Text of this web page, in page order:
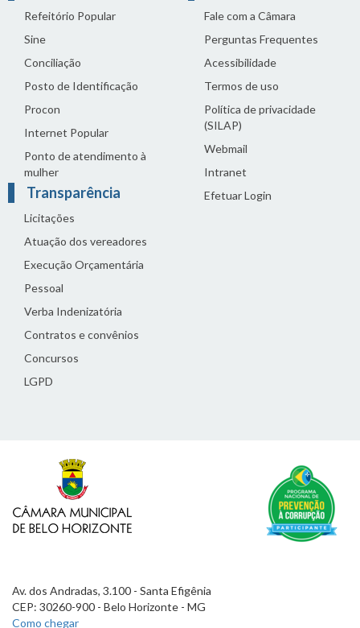
Refeitório Popular
Sine
Conciliação
Posto de Identificação
Procon
Internet Popular
Ponto de atendimento à
mulher
Transparência
Licitações
Atuação dos vereadores
Execução Orçamentária
Pessoal
Verba Indenizatória
Contratos e convênios
Concursos
LGPD
Fale com a Câmara
Perguntas Frequentes
Acessibilidade
Termos de uso
Política de privacidade
(SILAP)
Webmail
Intranet
Efetuar Login
Av. dos Andradas, 3.100 - Santa Efigênia
CEP: 30260-900 - Belo Horizonte - MG
Como chegar